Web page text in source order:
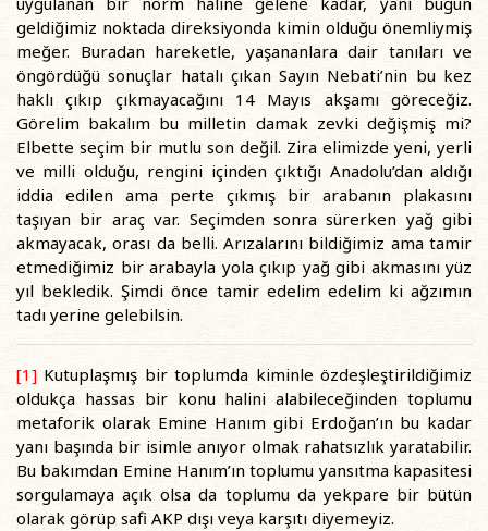
geldiğimiz noktada direksiyonda kimin olduğu önemliymiş
meğer. Buradan hareketle, yaşananlara dair tanıları ve
öngördüğü sonuçlar hatalı çıkan Sayın Nebati’nin bu kez
haklı çıkıp çıkmayacağını 14 Mayıs akşamı göreceğiz.
Görelim bakalım bu milletin damak zevki değişmiş mi?
Elbette seçim bir mutlu son değil. Zira elimizde yeni, yerli
ve milli olduğu, rengini içinden çıktığı Anadolu’dan aldığı
iddia edilen ama perte çıkmış bir arabanın plakasını
taşıyan bir araç var. Seçimden sonra sürerken yağ gibi
akmayacak, orası da belli. Arızalarını bildiğimiz ama tamir
etmediğimiz bir arabayla yola çıkıp yağ gibi akmasını yüz
yıl bekledik. Şimdi önce tamir edelim edelim ki ağzımın
tadı yerine gelebilsin.
[1] Kutuplaşmış bir toplumda kiminle özdeşleştirildiğimiz
oldukça hassas bir konu halini alabileceğinden toplumu
metaforik olarak Emine Hanım gibi Erdoğan’ın bu kadar
yanı başında bir isimle anıyor olmak rahatsızlık yaratabilir.
Bu bakımdan Emine Hanım’ın toplumu yansıtma kapasitesi
sorgulamaya açık olsa da toplumu da yekpare bir bütün
olarak görüp safi AKP dışı veya karşıtı diyemeyiz.